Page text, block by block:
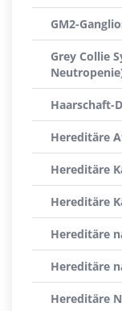
GM2-
Grey Collie
Haarschaft-
Hereditäre
Hereditäre
Hereditäre
Hereditäre
Hereditäre
Hereditäre